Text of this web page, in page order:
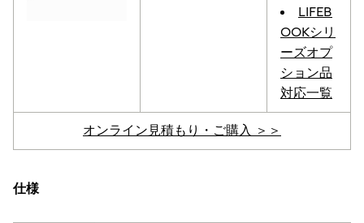
LIFEB
OOKシリ
ーズオプ
ション品
対応一覧
オンライン見積もり・ご購入 ＞＞
仕様